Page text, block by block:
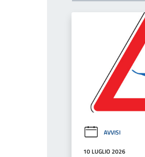
AVVISI
10 LUGLIO 2026